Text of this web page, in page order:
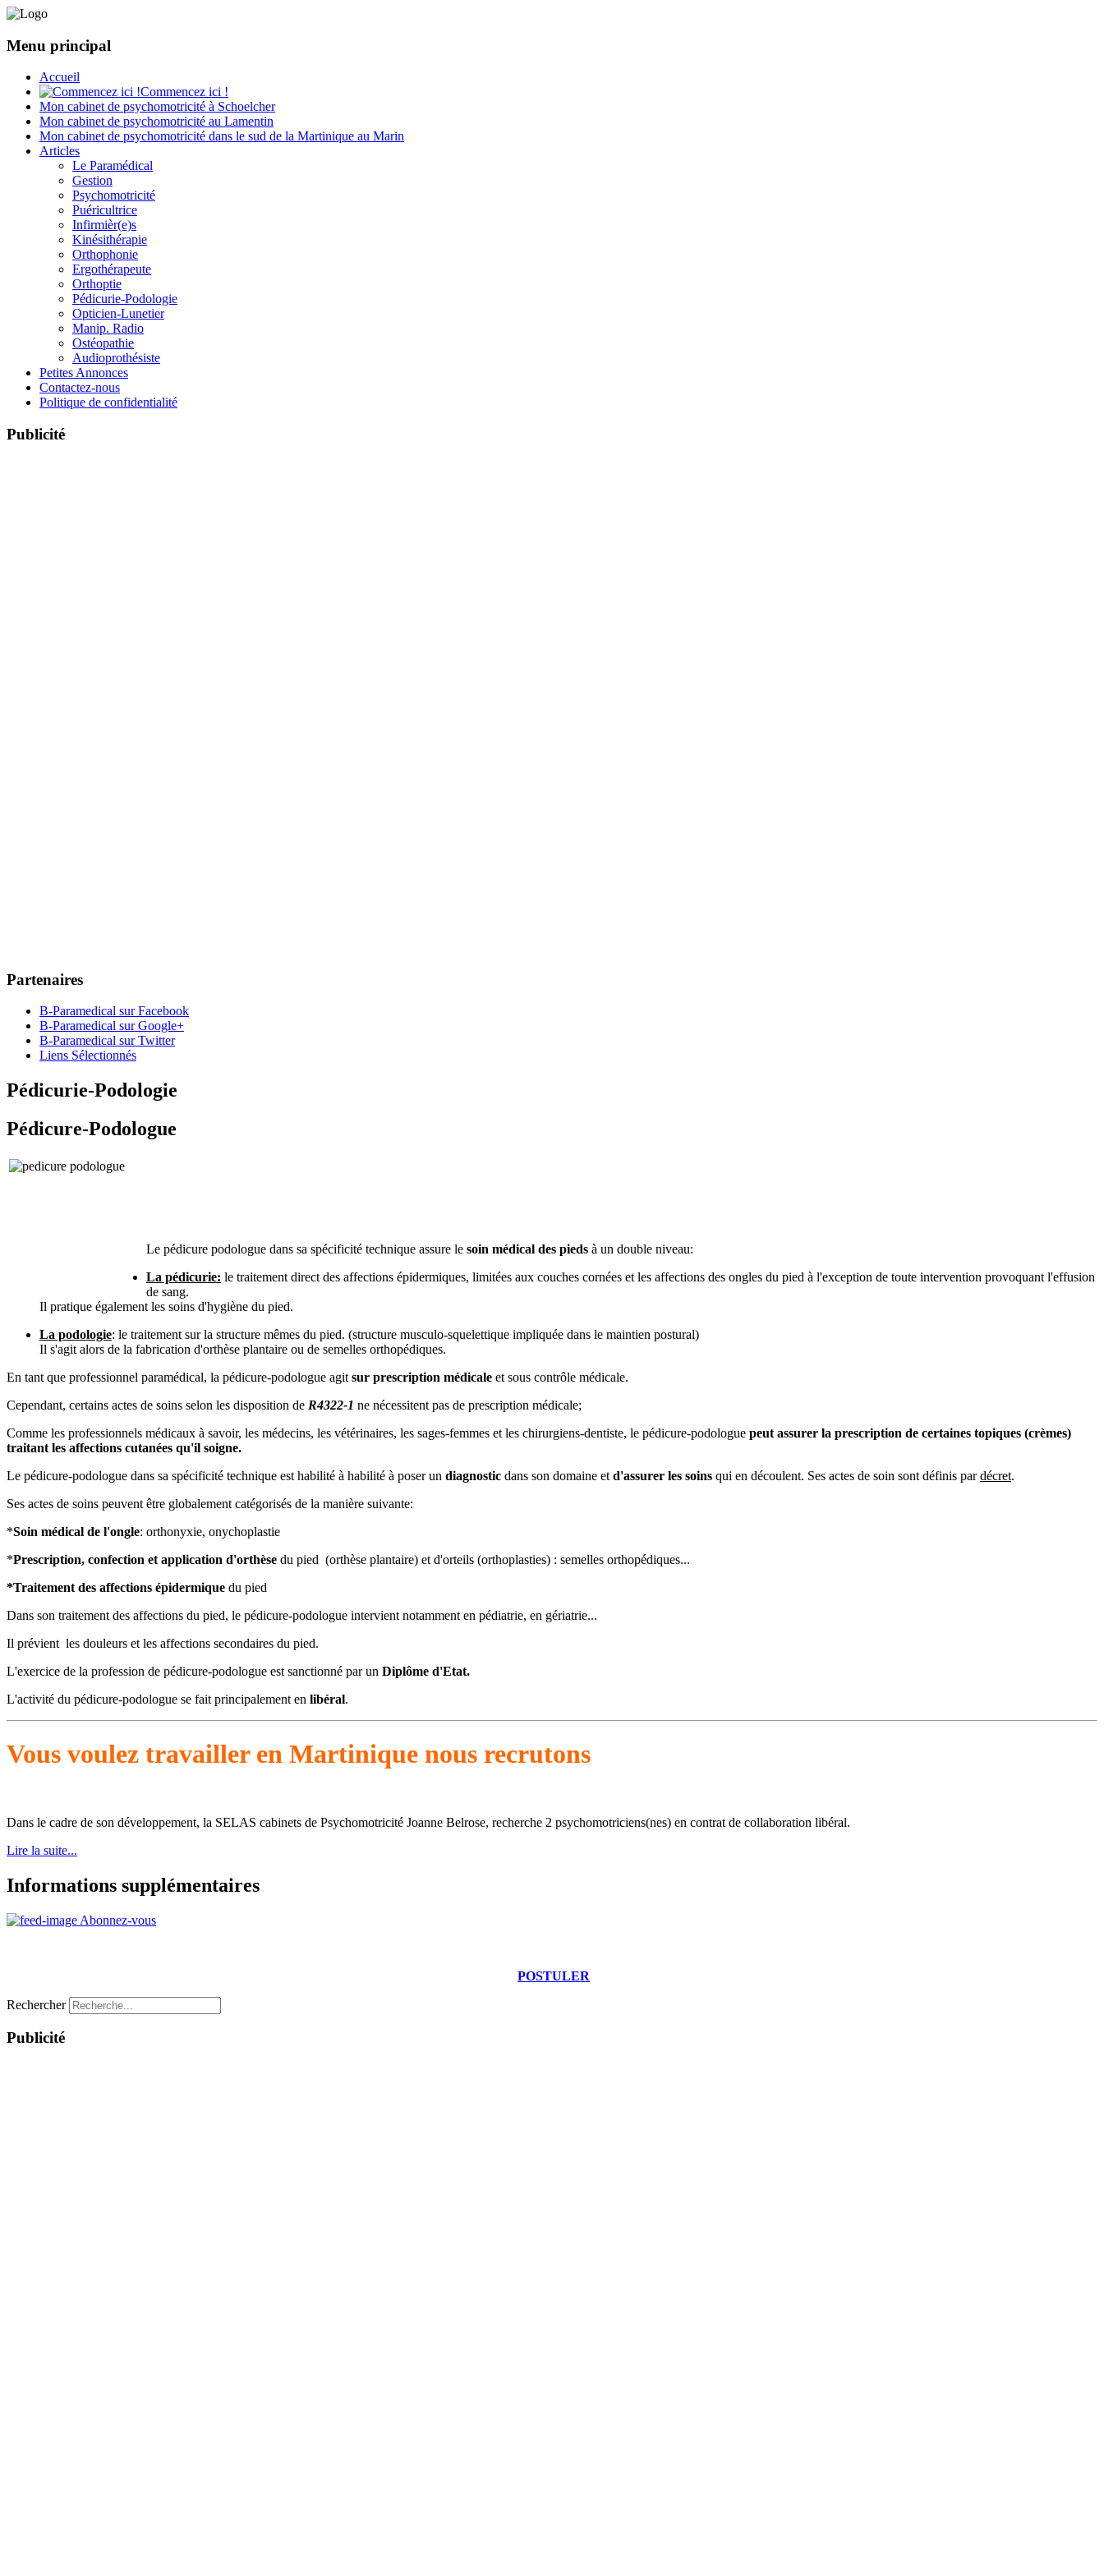
Menu principal
Accueil
Commencez ici !
Mon cabinet de psychomotricité à Schoelcher
Mon cabinet de psychomotricité au Lamentin
Mon cabinet de psychomotricité dans le sud de la Martinique au Marin
Articles
Le Paramédical
Gestion
Psychomotricité
Puéricultrice
Infirmièr(e)s
Kinésithérapie
Orthophonie
Ergothérapeute
Orthoptie
Pédicurie-Podologie
Opticien-Lunetier
Manip. Radio
Ostéopathie
Audioprothésiste
Petites Annonces
Contactez-nous
Politique de confidentialité
Publicité
Partenaires
B-Paramedical sur Facebook
B-Paramedical sur Google+
B-Paramedical sur Twitter
Liens Sélectionnés
Pédicurie-Podologie
Pédicure-Podologue
Le pédicure podologue dans sa spécificité technique assure le soin médical des pieds à un double niveau:
La pédicurie: le traitement direct des affections épidermiques, limitées aux couches cornées et les affections des ongles du pied à l'exception de toute intervention provoquant l'effusion
de sang.
Il pratique également les soins d'hygiène du pied.
La podologie: le traitement sur la structure mêmes du pied. (structure musculo-squelettique impliquée dans le maintien postural)
Il s'agit alors de la fabrication d'orthèse plantaire ou de semelles orthopédiques.
En tant que professionnel paramédical, la pédicure-podologue agit sur prescription médicale et sous contrôle médicale.
Cependant, certains actes de soins selon les disposition de R4322-1 ne nécessitent pas de prescription médicale;
Comme les professionnels médicaux à savoir, les médecins, les vétérinaires, les sages-femmes et les chirurgiens-dentiste, le pédicure-podologue peut assurer la prescription de certaines topiques (crèmes)
traitant les affections cutanées qu'il soigne.
Le pédicure-podologue dans sa spécificité technique est habilité à habilité à poser un diagnostic dans son domaine et d'assurer les soins qui en découlent. Ses actes de soin sont définis pardécret.
Ses actes de soins peuvent être globalement catégorisés de la manière suivante:
*Soin médical de l'ongle: orthonyxie, onychoplastie
*Prescription, confection et application d'orthèse du pied (orthèse plantaire) et d'orteils (orthoplasties) : semelles orthopédiques...
*Traitement des affections épidermique du pied
Dans son traitement des affections du pied, le pédicure-podologue intervient notamment en pédiatrie, en gériatrie...
Il prévient les douleurs et les affections secondaires du pied.
L'exercice de la profession de pédicure-podologue est sanctionné par un Diplôme d'Etat.
L'activité du pédicure-podologue se fait principalement en libéral.
Vous voulez travailler en Martinique nous recrutons
Dans le cadre de son développement, la SELAS cabinets de Psychomotricité Joanne Belrose, recherche 2 psychomotriciens(nes) en contrat de collaboration libéral.
Lire la suite...
Informations supplémentaires
Abonnez-vous
POSTULER
Rechercher
Publicité